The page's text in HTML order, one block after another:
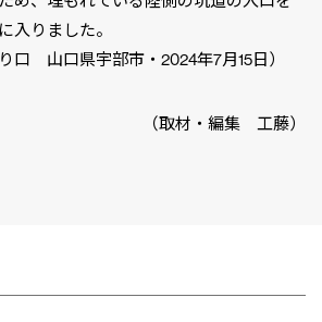
入りました。
口 山口県宇部市・2024年7月15日）
（取材・編集 工藤）